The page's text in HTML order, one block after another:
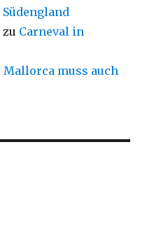
Südengland
zu Carneval in
Mallorca muss auch